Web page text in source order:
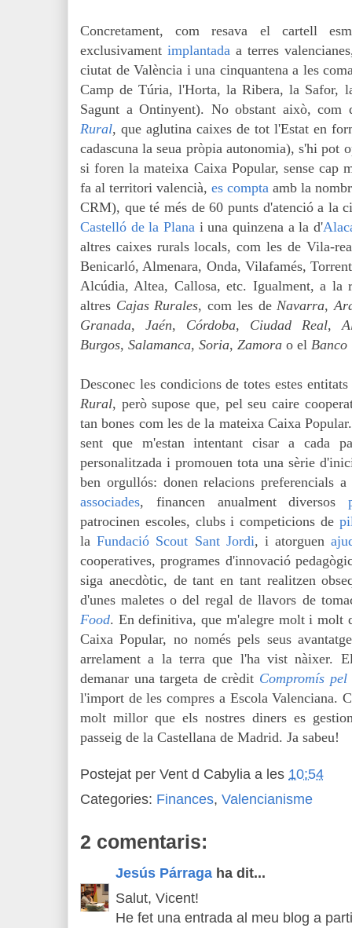
Concretament, com resava el cartell
exclusivament implantadaa terres
ciutat de València i una cinquantena a les
Camp de Túria, l'Horta, la Ribera, la Safor,
Sagunt a Ontinyent). No obstant això,
Rural, que aglutina caixes de tot l'Estat en
cadascuna la seua pròpia autonomia), s'hi pot
si foren la mateixa Caixa Popular, sense cap
fa al territori valencià, es compta amb la
CRM), queté més de 60 punts d'atenció a la
Castelló de la Plana i una quinzena a la d'
altres caixes rurals locals, com les deVila-
Benicarló, Almenara, Onda, Vilafamés,
Alcúdia, Altea, Callosa, etc. Igualment, a la
altres Cajas Rurales, com les deNavarra,
Granada, Jaén, Córdoba, Ciudad Real,
Burgos, Salamanca, Soria, Zamora o el Banco
Desconec les condicions de totes estes
Rural, però supose que, pel seu caire
tan bones com les de la mateixa Caixa
sent que m'estan intentant cisar a cada
personalitzada i promouen tota una sèrie
ben orgullós: donen relacions preferencials
associades, financen anualment diversos
patrocinen escoles, clubs i competicions de
laFundació Scout Sant Jordi, i atorguen
cooperatives, programes d'innovació
siga anecdòtic, de tant en tant realitzen
d'unes maletes o del regal de llavors de
Food. En definitiva, que m'alegre molt i molt
Caixa Popular, no només pels seus
arrelament a la terra que l'ha vist nàixer. El
demanar una targeta de crèdit Compromís pel
l'import de les compres a Escola Valenciana.
molt millor que els nostres diners es
passeig de la Castellana de Madrid. Ja sabeu!
Postejat per Vent d Cabylia a les 10:54
Categories: Finances, Valencianisme
2 comentaris:
Jesús Párraga ha dit...
Salut, Vicent!
He fet una entrada al meu blog a